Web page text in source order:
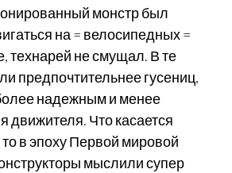
монстр был
на = велосипедных =
технарей не смущал. В те
предпочтительнее гусениц,
надежным и менее
движителя. Что касается
в эпоху Первой мировой
мыслили супер